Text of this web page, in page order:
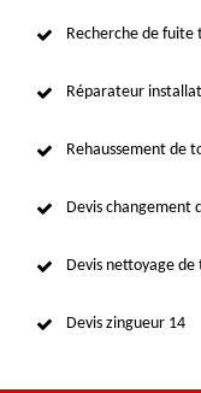
Recherche de fuite
Réparateur
Rehaussement de
Devis changement
Devis nettoyage
Devis zingueur 14